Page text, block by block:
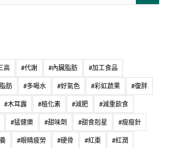
高 #代謝 #內臟脂肪 #加工食品
肪 #多喝水 #好氣色 #彩虹蔬果 #復胖
#木耳露 #植化素 #減肥 #減重飲食
#猛健樂 #甜味劑 #甜食剋星 #瘦瘦針
#眼睛疲勞 #硬骨 #紅棗 #紅潤